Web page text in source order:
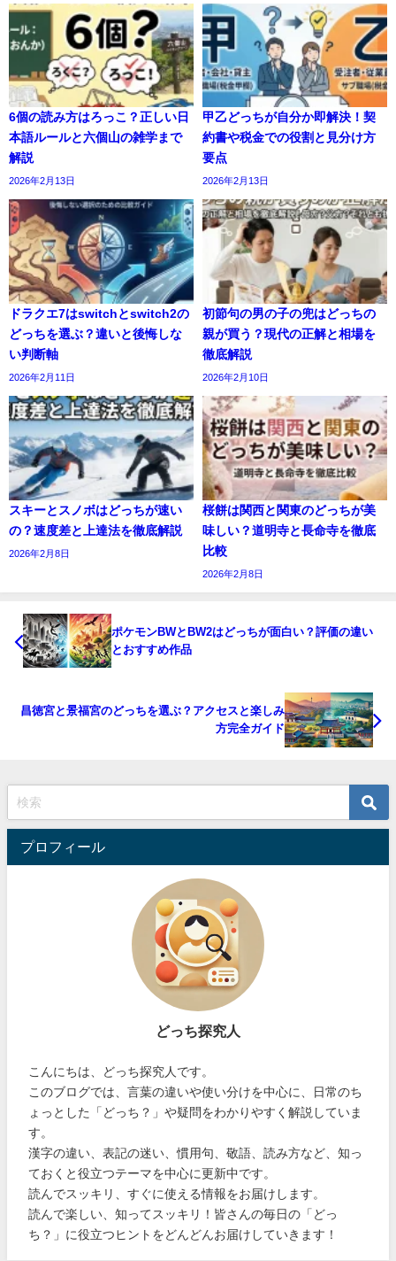
6個の読み方はろっこ？正しい日
本語ルールと六個山の雑学まで
解説
2026年2月13日
甲乙どっちが自分か即解決！契
約書や税金での役割と見分け方
要点
2026年2月13日
ドラクエ7はswitchとswitch2の
どっちを選ぶ？違いと後悔しな
い判断軸
2026年2月11日
初節句の男の子の兜はどっちの
親が買う？現代の正解と相場を
徹底解説
2026年2月10日
スキーとスノボはどっちが速い
の？速度差と上達法を徹底解説
2026年2月8日
桜餅は関西と関東のどっちが美
味しい？道明寺と長命寺を徹底
比較
2026年2月8日
ポケモンBWとBW2はどっちが面白い？評価の違い
とおすすめ作品
昌徳宮と景福宮のどっちを選ぶ？アクセスと楽しみ
方完全ガイド
プロフィール
どっち探究人
こんにちは、どっち探究人です。
このブログでは、言葉の違いや使い分けを中心に、日常のち
ょっとした「どっち？」や疑問をわかりやすく解説していま
す。
漢字の違い、表記の迷い、慣用句、敬語、読み方など、知っ
ておくと役立つテーマを中心に更新中です。
読んでスッキリ、すぐに使える情報をお届けします。
読んで楽しい、知ってスッキリ！皆さんの毎日の「どっ
ち？」に役立つヒントをどんどんお届けしていきます！